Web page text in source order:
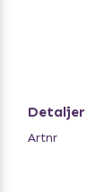
Kan
För
Rengöring:
Detaljer
Artnr